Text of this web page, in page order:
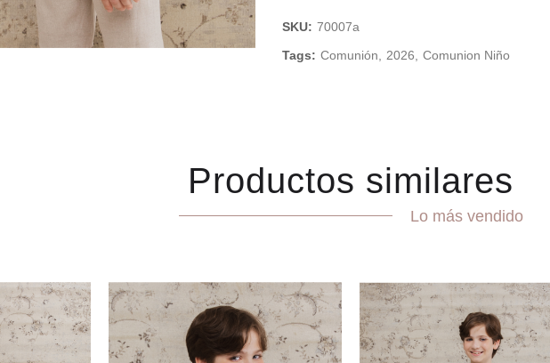
SKU: 70007a
Tags: Comunión 2026 Comunion Niño
Productos similares
Lo más vendido